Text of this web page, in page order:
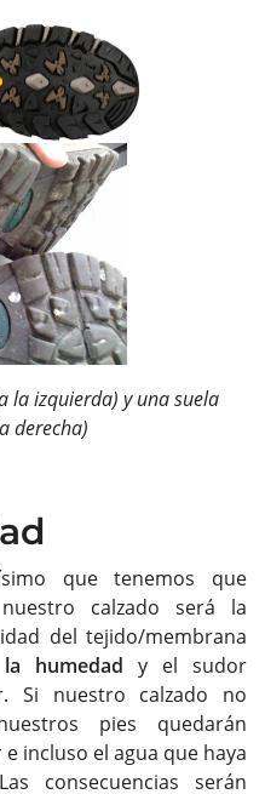
la izquierda) y una suela
derecha)
que tenemos que
calzado será la
del tejido/membrana
humedad y el sudor
Si nuestro calzado no
pies quedarán
incluso el agua que haya
consecuencias serán